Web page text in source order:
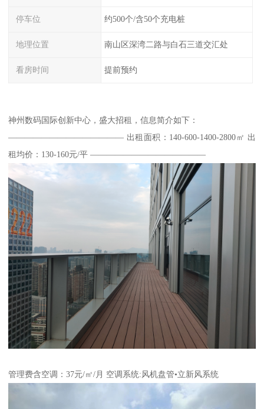
停车位 约500个/含50个充电桩
地理位置 南山区深湾二路与白石三道交汇处
看房时间 提前预约
神州数码国际创新中心，盛大招租，信息简介如下：
—————————————— 出租面积：140-600-1400-2800㎡ 出
租均价：130-160元/平 ——————————————
管理费含空调：37元/㎡/月 空调系统:风机盘管•立新风系统